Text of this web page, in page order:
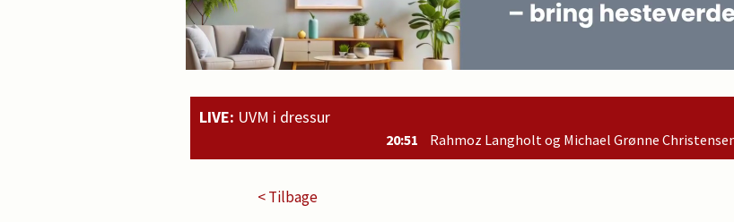
LIVE: UVM i dressur
Rahmoz Langholt og Michael Grønne Christensen blev nr. 2 i B-
< Tilbage